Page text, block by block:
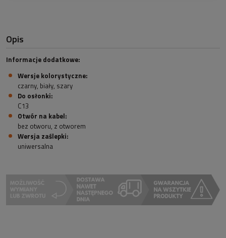
Opis
Informacje dodatkowe:
Wersje kolorystyczne:
czarny, biały, szary
Do osłonki:
C13
Otwór na kabel:
bez otworu, z otworem
Wersja zaślepki:
uniwersalna